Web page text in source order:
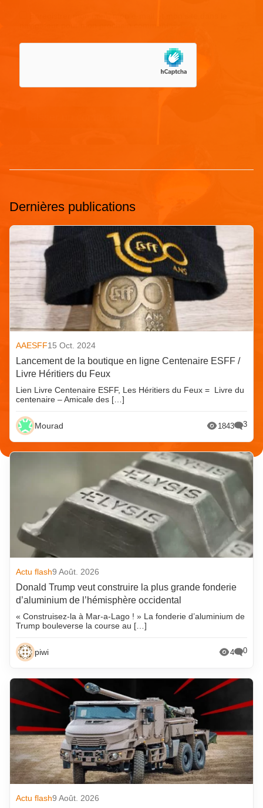
Dernières publications
AAESFF15 Oct. 2024
Lancement de la boutique en ligne Centenaire ESFF /
Livre Héritiers du Feux
Lien Livre Centenaire ESFF, Les Héritiers du Feux = Livre du
centenaire – Amicale des […]
Mourad 1843 3
Actu flash9 Août. 2026
Donald Trump veut construire la plus grande fonderie
d’aluminium de l’hémisphère occidental
« Construisez-la à Mar-a-Lago ! » La fonderie d’aluminium de
Trump bouleverse la course au […]
piwi 4 0
Actu flash9 Août. 2026